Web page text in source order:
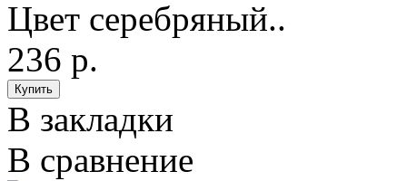
Цвет серебряный..
236 р.
В закладки
В сравнение